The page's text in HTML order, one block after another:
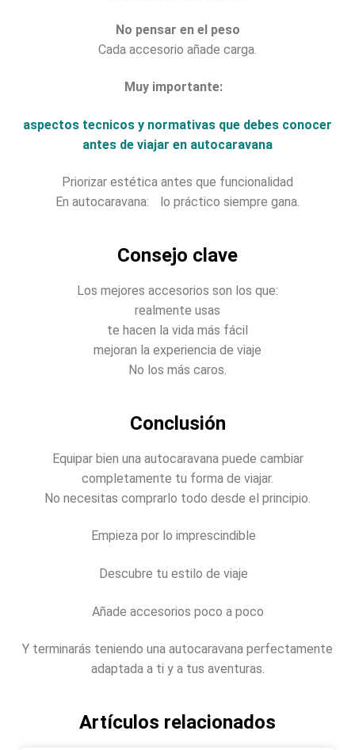
No pensar en el peso
Cada accesorio añade carga.
Muy importante:
aspectos tecnicos y normativas que debes conocer
antes de viajar en autocaravana
Priorizar estética antes que funcionalidad
En autocaravana: lo práctico siempre gana.
Consejo clave
Los mejores accesorios son los que:
realmente usas
te hacen la vida más fácil
mejoran la experiencia de viaje
No los más caros.
Conclusión
Equipar bien una autocaravana puede cambiar
completamente tu forma de viajar.
No necesitas comprarlo todo desde el principio.
Empieza por lo imprescindible
Descubre tu estilo de viaje
Añade accesorios poco a poco
Y terminarás teniendo una autocaravana perfectamente
adaptada a ti y a tus aventuras.
Artículos relacionados